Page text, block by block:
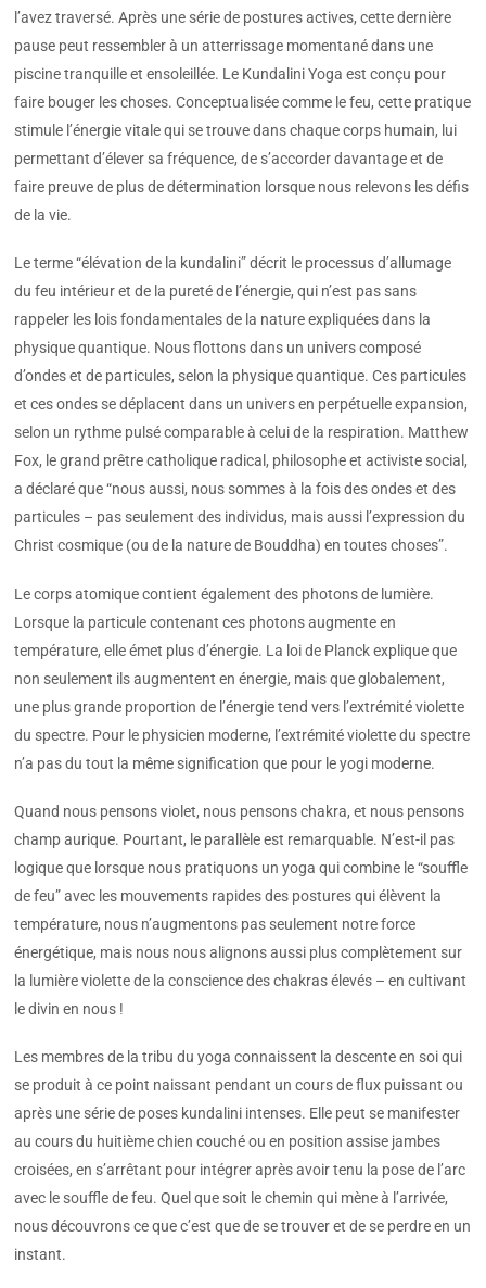
l’avez traversé. Après une série de postures actives, cette dernière
pause peut ressembler à un atterrissage momentané dans une
piscine tranquille et ensoleillée. Le Kundalini Yoga est conçu pour
faire bouger les choses. Conceptualisée comme le feu, cette pratique
stimule l’énergie vitale qui se trouve dans chaque corps humain, lui
permettant d’élever sa fréquence, de s’accorder davantage et de
faire preuve de plus de détermination lorsque nous relevons les défis
de la vie.
Le terme “élévation de la kundalini” décrit le processus d’allumage
du feu intérieur et de la pureté de l’énergie, qui n’est pas sans
rappeler les lois fondamentales de la nature expliquées dans la
physique quantique. Nous flottons dans un univers composé
d’ondes et de particules, selon la physique quantique. Ces particules
et ces ondes se déplacent dans un univers en perpétuelle expansion,
selon un rythme pulsé comparable à celui de la respiration. Matthew
Fox, le grand prêtre catholique radical, philosophe et activiste social,
a déclaré que “nous aussi, nous sommes à la fois des ondes et des
particules – pas seulement des individus, mais aussi l’expression du
Christ cosmique (ou de la nature de Bouddha) en toutes choses”.
Le corps atomique contient également des photons de lumière.
Lorsque la particule contenant ces photons augmente en
température, elle émet plus d’énergie. La loi de Planck explique que
non seulement ils augmentent en énergie, mais que globalement,
une plus grande proportion de l’énergie tend vers l’extrémité violette
du spectre. Pour le physicien moderne, l’extrémité violette du spectre
n’a pas du tout la même signification que pour le yogi moderne.
Quand nous pensons violet, nous pensons chakra, et nous pensons
champ aurique. Pourtant, le parallèle est remarquable. N’est-il pas
logique que lorsque nous pratiquons un yoga qui combine le “souffle
de feu” avec les mouvements rapides des postures qui élèvent la
température, nous n’augmentons pas seulement notre force
énergétique, mais nous nous alignons aussi plus complètement sur
la lumière violette de la conscience des chakras élevés – en cultivant
le divin en nous !
Les membres de la tribu du yoga connaissent la descente en soi qui
se produit à ce point naissant pendant un cours de flux puissant ou
après une série de poses kundalini intenses. Elle peut se manifester
au cours du huitième chien couché ou en position assise jambes
croisées, en s’arrêtant pour intégrer après avoir tenu la pose de l’arc
avec le souffle de feu. Quel que soit le chemin qui mène à l’arrivée,
nous découvrons ce que c’est que de se trouver et de se perdre en un
instant.